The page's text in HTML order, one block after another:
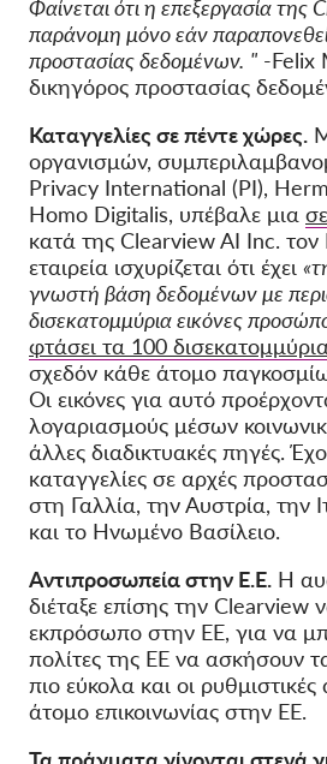
Φαίνεται ότι η επεξεργασία της
παράνομη μόνο εάν
προστασίας δεδομένων. " -Felix
δικηγόρος προστασίας
Καταγγελίες σε πέντε χώρες.
οργανισμών,
Privacy International (PI),
Homo Digitalis, υπέβαλε μια
κατά της Clearview AI Inc.
εταιρεία ισχυρίζεται ότι έχει
γνωστή βάση δεδομένων με
δισεκατομμύρια εικόνες
φτάσει τα 100
σχεδόν κάθε άτομο
Οι εικόνες για αυτό
λογαριασμούς μέσων
άλλες διαδικτυακές πηγές.
καταγγελίες σε αρχές
στη Γαλλία, την Αυστρία, την
και το Ηνωμένο Βασίλειο.
Αντιπροσωπεία στην Ε.Ε. Η
διέταξε επίσης την Clearview
εκπρόσωπο στην ΕΕ, για να
πολίτες της ΕΕ να ασκήσουν
πιο εύκολα και οι ρυθμιστικές
άτομο επικοινωνίας στην ΕΕ.